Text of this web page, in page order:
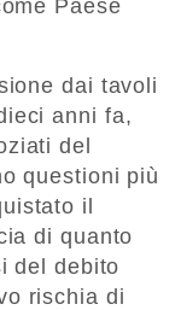
Paese
dai tavoli
anni fa,
del
questioni più
il
di quanto
del debito
rischia di